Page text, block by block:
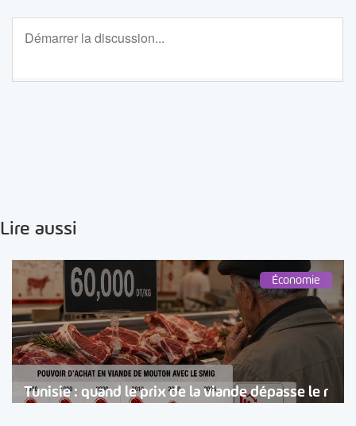
Lire aussi
Économie
Tunisie : quand le prix de la viande dépasse le r